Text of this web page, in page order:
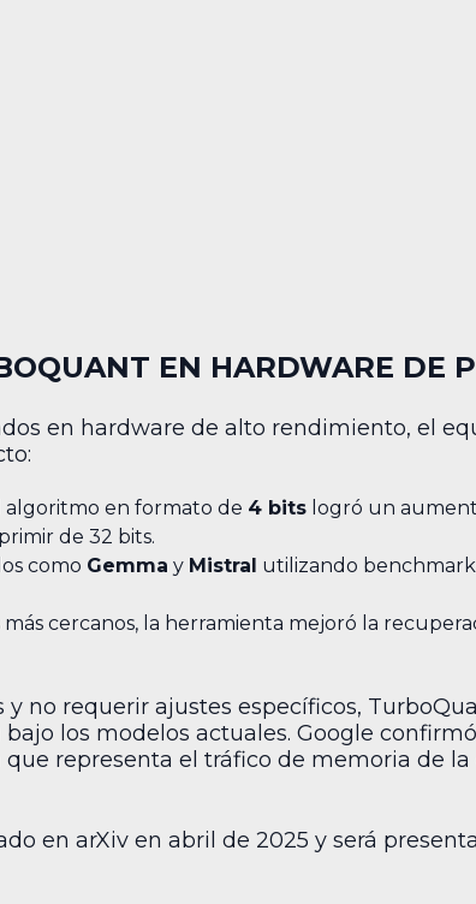
EN HARDWARE DE
en hardware de alto rendimiento, el
algoritmo en formato de 4 bits logró un
de 32 bits.
como Gemma y Mistral utilizando
cercanos, la herramienta mejoró la
no requerir ajustes específicos,
los modelos actuales. Google
representa el tráfico de memoria de la
en arXiv en abril de 2025 y será